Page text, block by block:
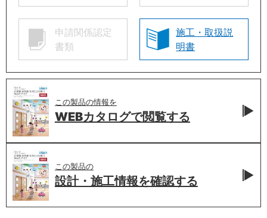
申請関係認定
書類
施工・取扱説
明書
この製品の情報を
WEBカタログで閲覧する
この製品の
設計・施工情報を確認する